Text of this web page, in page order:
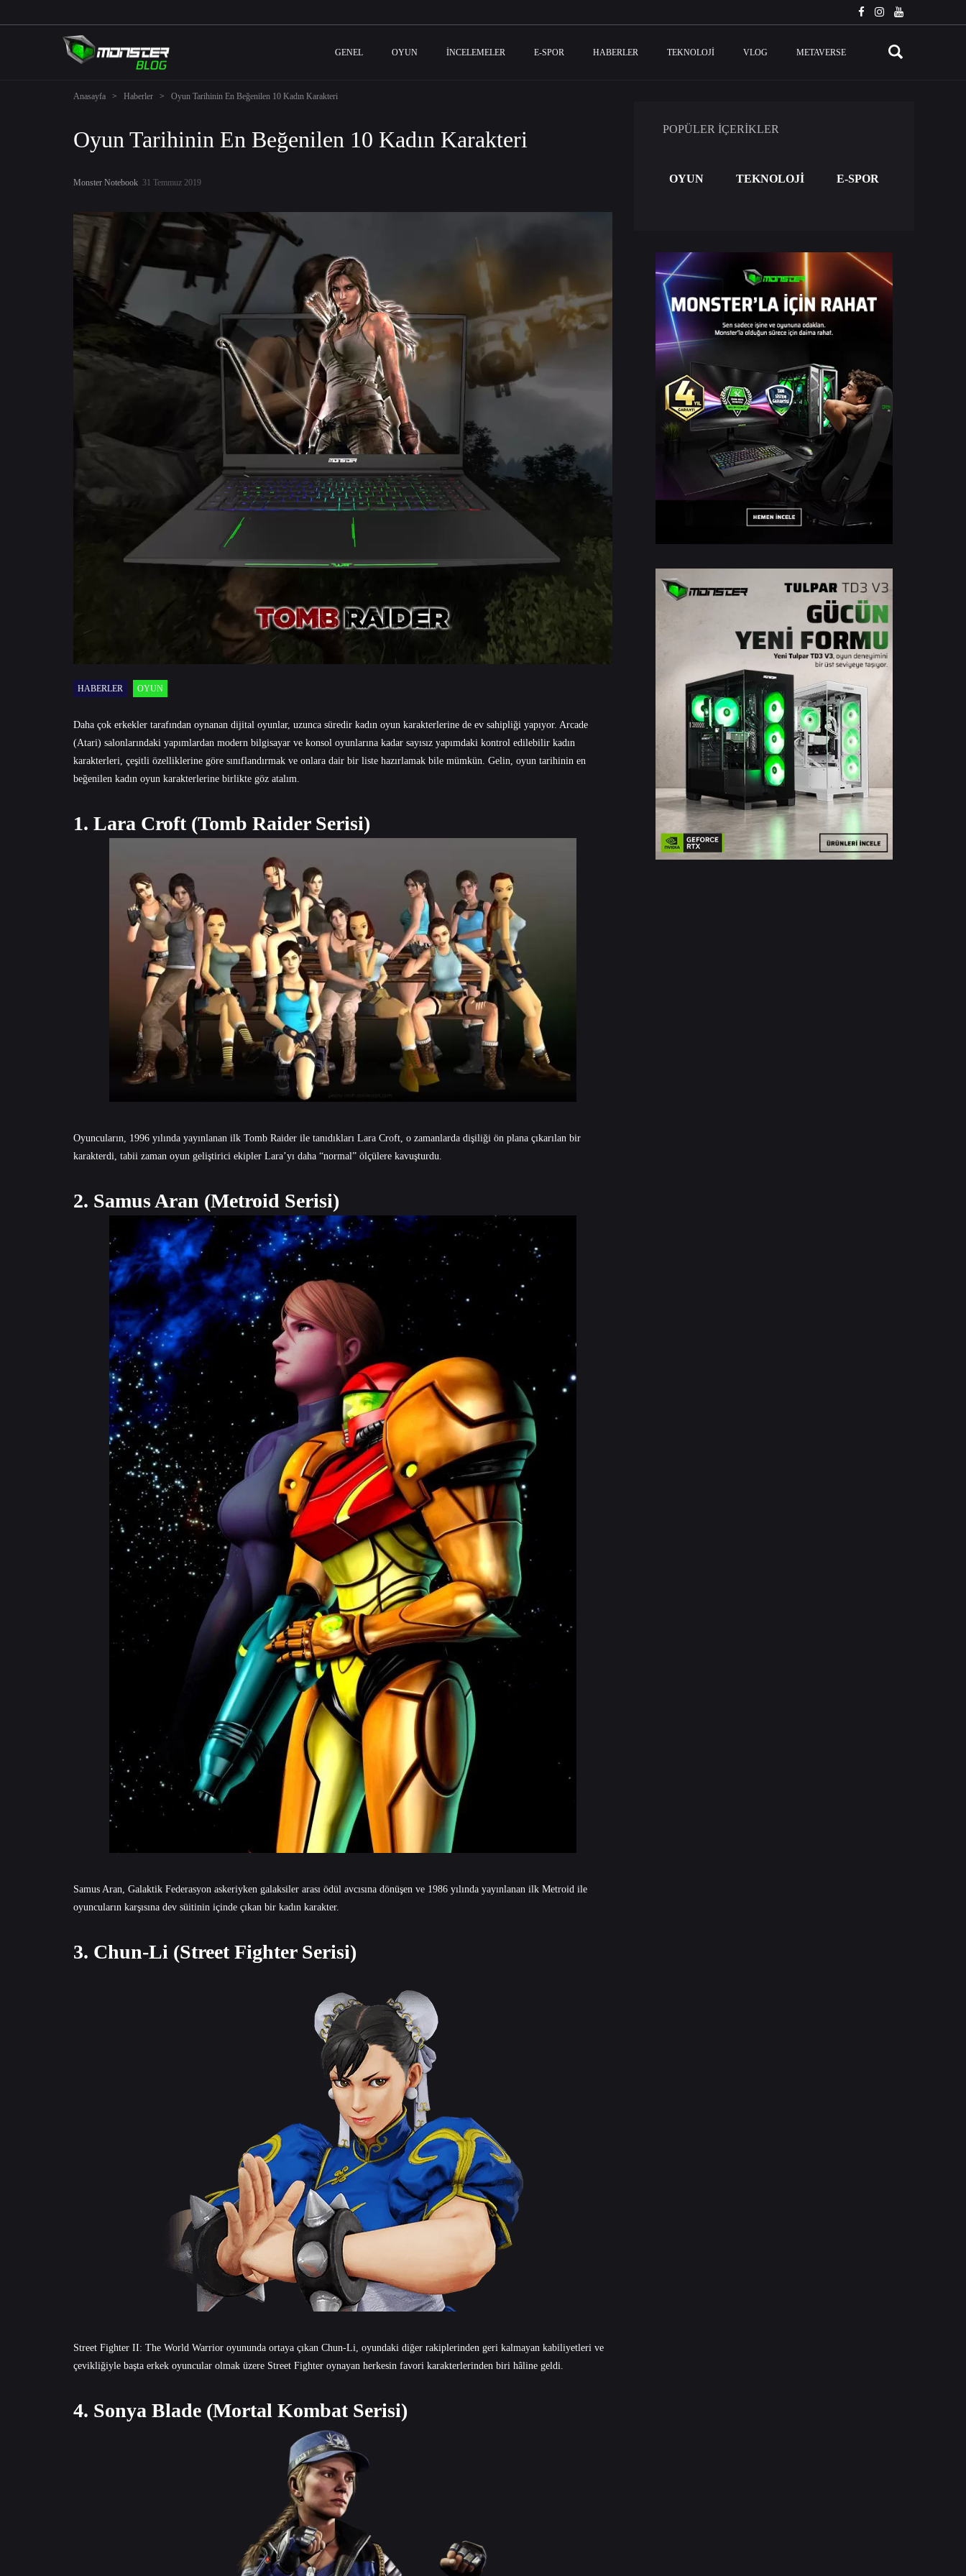
GENEL OYUN İNCELEMELER E-SPOR HABERLER TEKNOLOJI VLOG METAVERSE
Anasayfa > Haberler > Oyun Tarihinin En Beğenilen 10 Kadın Karakteri
Oyun Tarihinin En Beğenilen 10 Kadın Karakteri
Monster Notebook 31 Temmuz 2019
HABERLER OYUN
Daha çok erkekler tarafından oynanan dijital oyunlar, uzunca süredir kadın oyun karakterlerine de ev sahipliği yapıyor. Arcade
(Atari) salonlarındaki yapımlardan modern bilgisayar ve konsol oyunlarına kadar sayısız yapımdaki kontrol edilebilir kadın
karakterleri, çeşitli özelliklerine göre sınıflandırmak ve onlara dair bir liste hazırlamak bile mümkün. Gelin, oyun tarihinin en
beğenilen kadın oyun karakterlerine birlikte göz atalım.
1. Lara Croft (Tomb Raider Serisi)
Oyuncuların, 1996 yılında yayınlanan ilk Tomb Raider ile tanıdıkları Lara Croft, o zamanlarda dişiliği ön plana çıkarılan bir
karakterdi, tabii zaman oyun geliştirici ekipler Lara’yı daha “normal” ölçülere kavuşturdu.
2. Samus Aran (Metroid Serisi)
Samus Aran, Galaktik Federasyon askeriyken galaksiler arası ödül avcısına dönüşen ve 1986 yılında yayınlanan ilk Metroid ile
oyuncuların karşısına dev süitinin içinde çıkan bir kadın karakter.
3. Chun-Li (Street Fighter Serisi)
Street Fighter II: The World Warrior oyununda ortaya çıkan Chun-Li, oyundaki diğer rakiplerinden geri kalmayan kabiliyetleri ve
çevikliğiyle başta erkek oyuncular olmak üzere Street Fighter oynayan herkesin favori karakterlerinden biri hâline geldi.
4. Sonya Blade (Mortal Kombat Serisi)
POPÜLER İÇERİKLER
OYUN TEKNOLOJİ E-SPOR